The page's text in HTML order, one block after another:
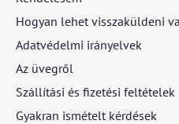
Hogyan lehet visszaküldeni
Adatvédelmi irányelvek
Az üvegről
Szállítási és fizetési feltételek
Gyakran ismételt kérdések